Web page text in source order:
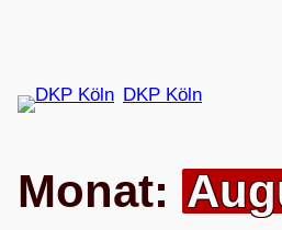
springen
DKP Köln
Monat: